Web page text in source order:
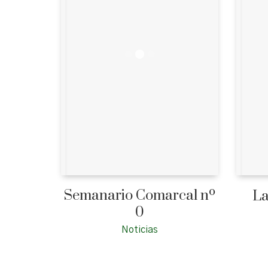
Semanario Comarcal nº
0
Noticias